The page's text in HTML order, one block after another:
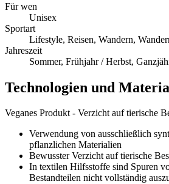
Für wen
Unisex
Sportart
Lifestyle, Reisen, Wandern,
Jahreszeit
Sommer, Frühjahr / Herbst,
Technologien und
Veganes Produkt - Verzicht auf tierische
Verwendung von ausschließlich
pflanzlichen Materialien
Bewusster Verzicht auf tierische
In textilen Hilfsstoffe sind Spuren
Bestandteilen nicht vollständig